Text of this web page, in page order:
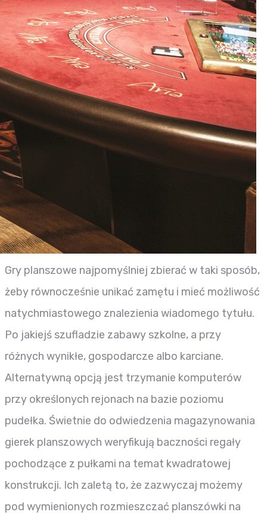
Gry planszowe najpomyślniej zbierać w taki sposób,
żeby równocześnie unikać zamętu i mieć możliwość
natychmiastowego znalezienia wiadomego tytułu.
Po jakiejś szufladzie zabawy szkolne, a przy
różnych wynikłe, gospodarcze albo karciane.
Alternatywną opcją jest trzymanie komputerów
przy określonych rejonach na bazie poziomu
pudełka. Świetnie do odwiedzenia magazynowania
gierek planszowych weryfikują baczności regały
pochodzące z pułkami na temat kwadratowej
konstrukcji. Ich zaletą to, że zazwyczaj możemy
pod wymienionych rozmieszczać planszówki na